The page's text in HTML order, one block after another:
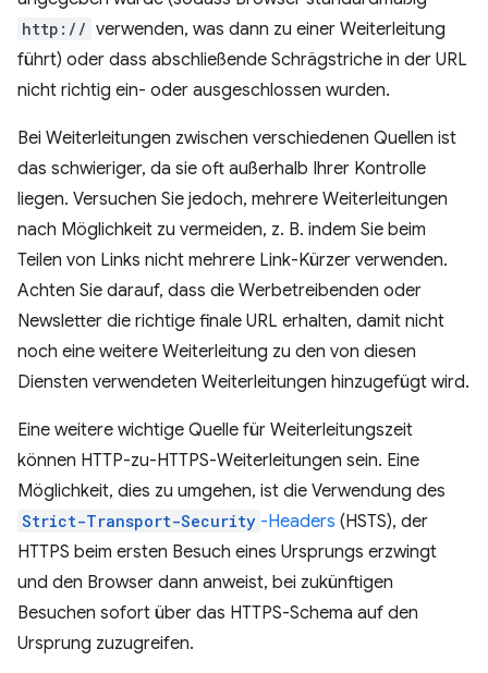
http:// verwenden, was dann zu einer Weiterleitung
führt) oder dass abschließende Schrägstriche in der URL
nicht richtig ein- oder ausgeschlossen wurden.
Bei Weiterleitungen zwischen verschiedenen Quellen ist
das schwieriger, da sie oft außerhalb Ihrer Kontrolle
liegen. Versuchen Sie jedoch, mehrere Weiterleitungen
nach Möglichkeit zu vermeiden, z. B. indem Sie beim
Teilen von Links nicht mehrere Link-Kürzer verwenden.
Achten Sie darauf, dass die Werbetreibenden oder
Newsletter die richtige finale URL erhalten, damit nicht
noch eine weitere Weiterleitung zu den von diesen
Diensten verwendeten Weiterleitungen hinzugefügt wird.
Eine weitere wichtige Quelle für Weiterleitungszeit
können HTTP-zu-HTTPS-Weiterleitungen sein. Eine
Möglichkeit, dies zu umgehen, ist die Verwendung des
Strict-Transport-Security -Headers (HSTS), der
HTTPS beim ersten Besuch eines Ursprungs erzwingt
und den Browser dann anweist, bei zukünftigen
Besuchen sofort über das HTTPS-Schema auf den
Ursprung zuzugreifen.